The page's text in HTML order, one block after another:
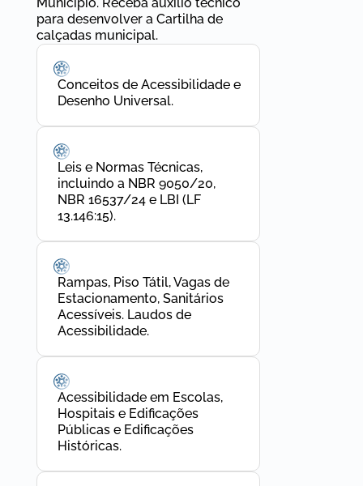
para desenvolver a Cartilha de
calçadas municipal.
Conceitos de Acessibilidade e
Desenho Universal.
Leis e Normas Técnicas,
incluindo a NBR 9050/20,
NBR 16537/24 e LBI (LF
13.146:15).
Rampas, Piso Tátil, Vagas de
Estacionamento, Sanitários
Acessíveis. Laudos de
Acessibilidade.
Acessibilidade em Escolas,
Hospitais e Edificações
Públicas e Edificações
Históricas.